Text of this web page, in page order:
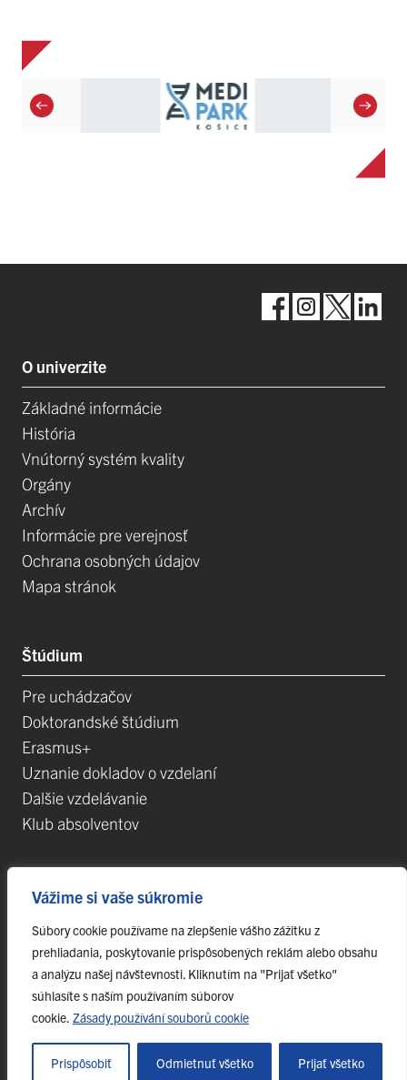
Vážime si vaše súkromie
Súbory cookie používame na zlepšenie vášho zážitku z
prehliadania, poskytovanie prispôsobených reklám alebo obsahu
a analýzu našej návštevnosti. Kliknutím na "Prijať všetko"
súhlasíte s naším používaním súborov
cookie. Zásady používání souborů cookie
Prispôsobiť Odmietnuť všetko Prijať všetko
O univerzite
Základné informácie
História
Vnútorný systém kvality
Orgány
Archív
Informácie pre verejnosť
Ochrana osobných údajov
Mapa stránok
Štúdium
Pre uchádzačov
Doktorandské štúdium
Erasmus+
Uznanie dokladov o vzdelaní
Dalšie vzdelávanie
Klub absolventov
Veda
Postdoktorandské pozíce
Projekty
Špičkové tímy
TIP-UPJŠ
Evidencia publikačnej činnosti